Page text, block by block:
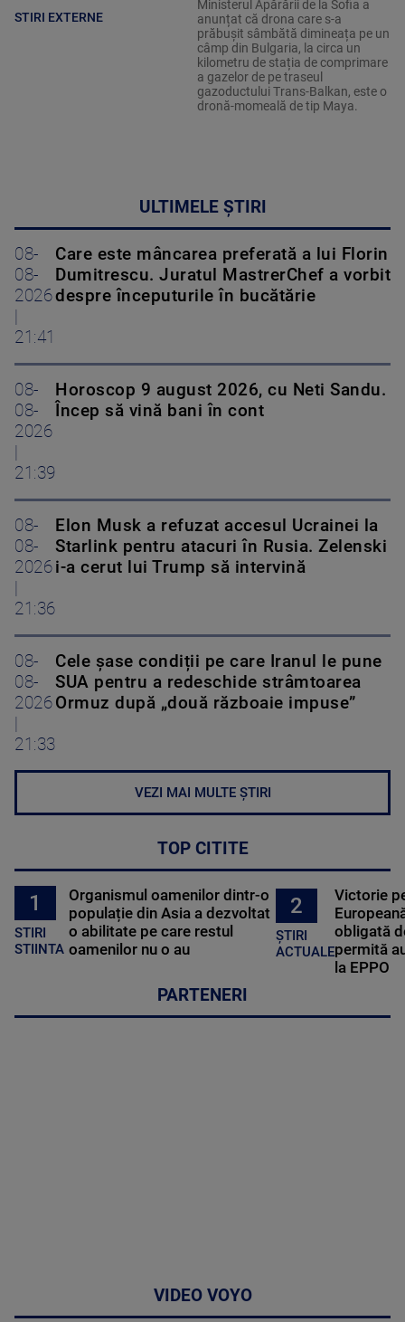
STIRI EXTERNE
Ministerul Apărării de la Sofia a
anunțat că drona care s-a
prăbușit sâmbătă dimineața pe un
câmp din Bulgaria, la circa un
kilometru de stația de comprimare
a gazelor de pe traseul
gazoductului Trans-Balkan, este o
dronă-momeală de tip Maya.
ULTIMELE ȘTIRI
08-
08-
2026
21:41
Care este mâncarea preferată a lui Florin
Dumitrescu. Juratul MastrerChef a vorbit
despre începuturile în bucătărie
08-
08-
2026
21:39
Horoscop 9 august 2026, cu Neti Sandu.
Încep să vină bani în cont
08-
08-
2026
21:36
Elon Musk a refuzat accesul Ucrainei la
Starlink pentru atacuri în Rusia. Zelenski
i-a cerut lui Trump să intervină
08-
08-
2026
21:33
Cele șase condiții pe care Iranul le pune
SUA pentru a redeschide strâmtoarea
Ormuz după „două războaie impuse”
VEZI MAI MULTE ȘTIRI
TOP CITITE
1
STIRI
STIINTA
Organismul oamenilor dintr-o
populație din Asia a dezvoltat
o abilitate pe care restul
oamenilor nu o au
2
ȘTIRI
ACTUALE
Victorie
obligată
permită
la EPPO
PARTENERI
VIDEO VOYO